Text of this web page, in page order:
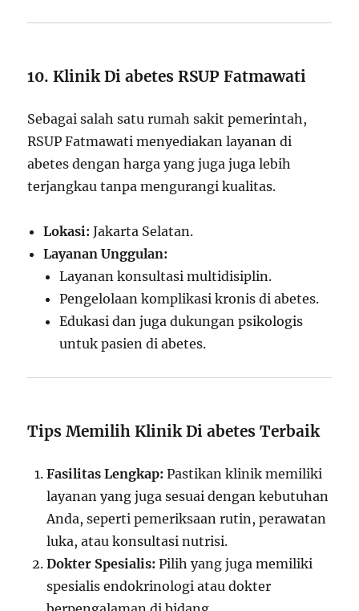
10. Klinik Di abetes RSUP Fatmawati
Sebagai salah satu rumah sakit pemerintah,
RSUP Fatmawati menyediakan layanan di
abetes dengan harga yang juga juga lebih
terjangkau tanpa mengurangi kualitas.
Lokasi: Jakarta Selatan.
Layanan Unggulan:
Layanan konsultasi multidisiplin.
Pengelolaan komplikasi kronis di abetes.
Edukasi dan juga dukungan psikologis
untuk pasien di abetes.
Tips Memilih Klinik Di abetes Terbaik
Fasilitas Lengkap: Pastikan klinik memiliki
layanan yang juga sesuai dengan kebutuhan
Anda, seperti pemeriksaan rutin, perawatan
luka, atau konsultasi nutrisi.
Dokter Spesialis: Pilih yang juga memiliki
spesialis endokrinologi atau dokter